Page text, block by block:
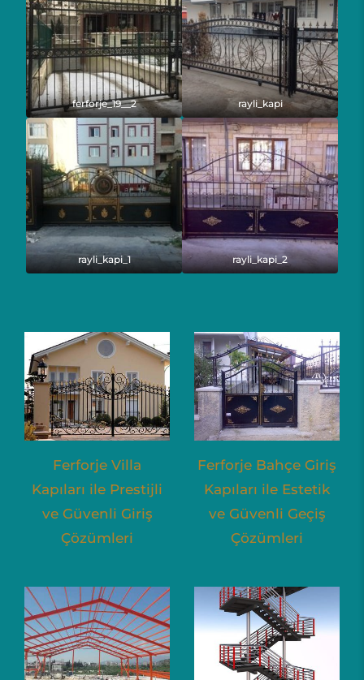
ferforje_19__2 rayli_kapi
rayli_kapi_1 rayli_kapi_2
Ferforje Villa
Kapıları ile Prestijli
ve Güvenli Giriş
Çözümleri
Ferforje Bahçe Giriş
Kapıları ile Estetik
ve Güvenli Geçiş
Çözümleri